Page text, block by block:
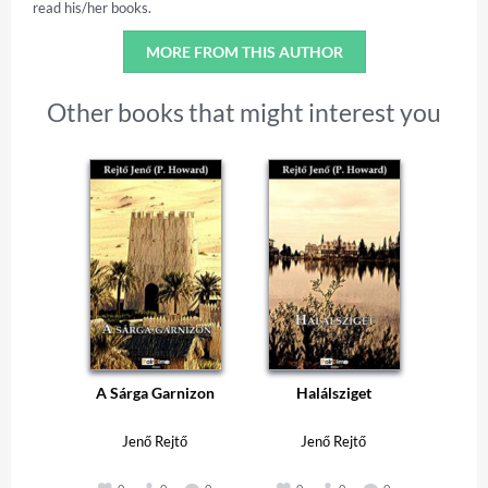
read his/her books.
MORE FROM THIS AUTHOR
Other books that might interest you
A Sárga Garnizon
Jenő Rejtő
Halálsziget
Jenő Rejtő